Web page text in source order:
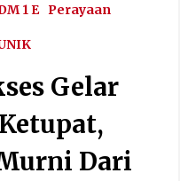
1 E Perayaan
Gelar
Dari